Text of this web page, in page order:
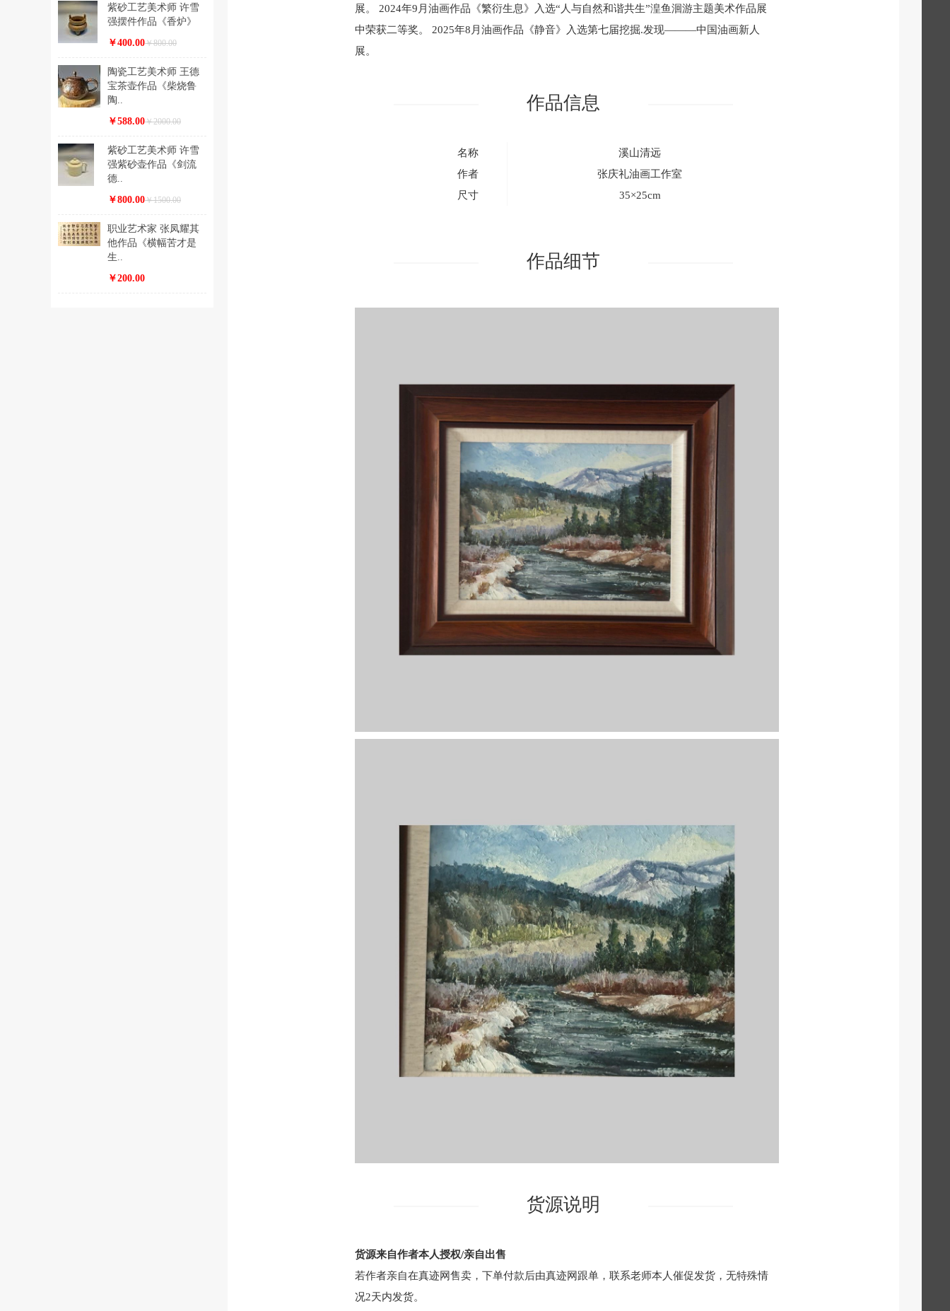
紫砂工艺美术师 许雪
强摆件作品《香炉》
￥400.00￥800.00
陶瓷工艺美术师 王德
宝茶壶作品《柴烧鲁
陶..
￥588.00￥2000.00
紫砂工艺美术师 许雪
强紫砂壶作品《剑流
德..
￥800.00￥1500.00
职业艺术家 张凤耀其
他作品《横幅苦才是
生..
￥200.00
展。 2024年9月油画作品《繁衍生息》入选“人与自然和谐共生”湟鱼洄游主题美术作品展
中荣获二等奖。 2025年8月油画作品《静音》入选第七届挖掘.发现———中国油画新人
展。
作品信息
名称
溪山清远
作者
张庆礼油画工作室
尺寸
35×25cm
作品细节
货源说明
货源来自作者本人授权/亲自出售
若作者亲自在真迹网售卖，下单付款后由真迹网跟单，联系老师本人催促发货，无特殊情
况2天内发货。